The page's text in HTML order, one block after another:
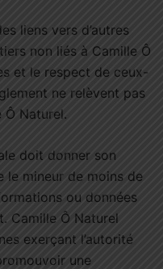
liens vers d’autres
non liés à Camille Ô
et le respect de ceux-
ne relèvent pas
Ô Naturel.
doit donner son
le mineur de moins de
ou données
Camille Ô Naturel
exerçant l’autorité
une